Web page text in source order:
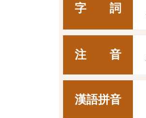
字 詞
注 音
漢語拼音